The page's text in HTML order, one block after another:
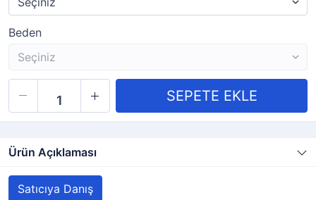
Beden
Ürün Açıklaması
Satıcıya Danış